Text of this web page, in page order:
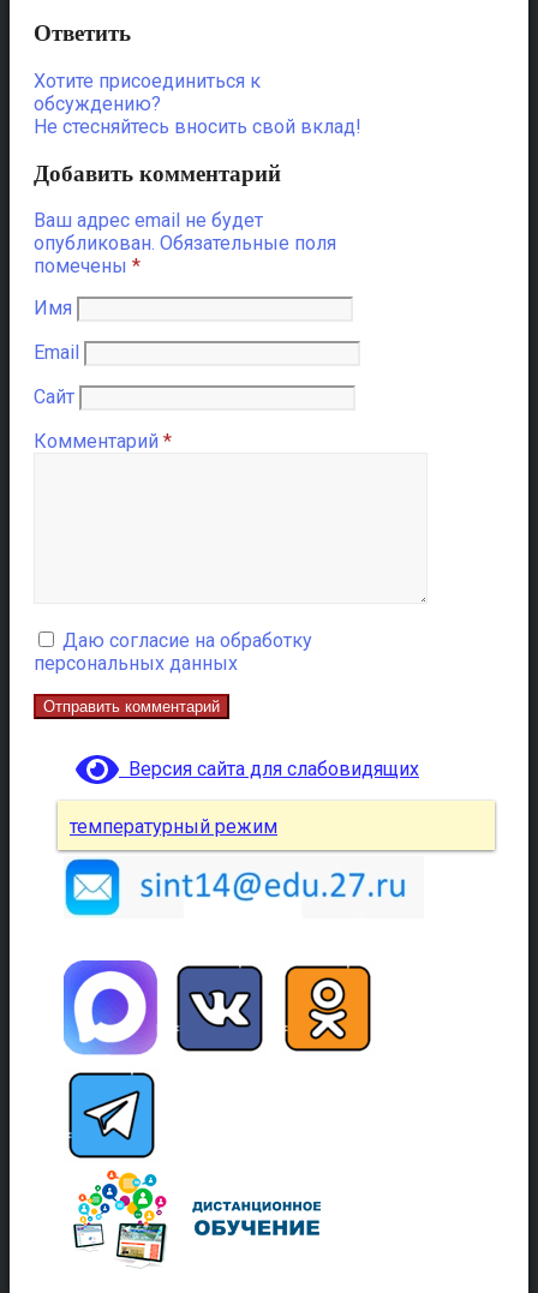
Ответить
Хотите присоединиться к
обсуждению?
Не стесняйтесь вносить свой вклад!
Добавить комментарий
Ваш адрес email не будет
опубликован. Обязательные поля
помечены *
Имя
Email
Сайт
Комментарий *
Даю согласие на обработку
персональных данных
Версия сайта для слабовидящих
температурный режим